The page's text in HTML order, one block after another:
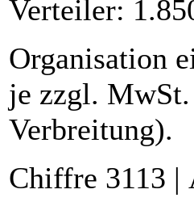
Verteiler:
Organisation
je zzgl. MwSt.
Verbreitung).
Chiffre 3113 |